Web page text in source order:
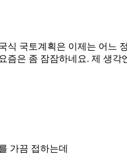
국토계획은 이제는 어느
즘은 좀 잠잠하네요. 제 생
가끔 접하는데